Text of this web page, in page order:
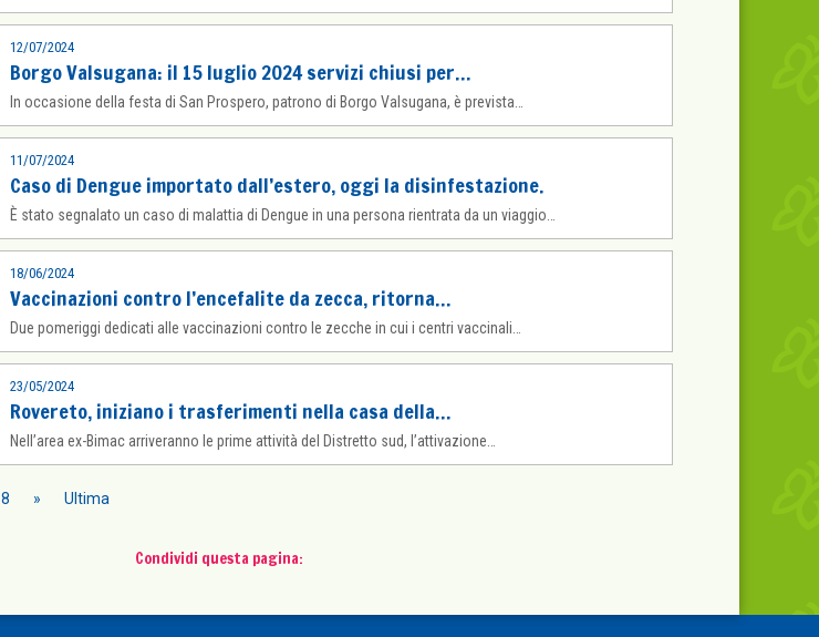
12/07/2024
Borgo Valsugana: il 15 luglio 2024 servizi chiusi per…
In occasione della festa di San Prospero, patrono di Borgo Valsugana, è prevista…
11/07/2024
Caso di Dengue importato dall’estero, oggi la disinfestazione.
È stato segnalato un caso di malattia di Dengue in una persona rientrata da un viaggio…
18/06/2024
Vaccinazioni contro l’encefalite da zecca, ritorna…
Due pomeriggi dedicati alle vaccinazioni contro le zecche in cui i centri vaccinali…
23/05/2024
Rovereto, iniziano i trasferimenti nella casa della…
Nell’area ex-Bimac arriveranno le prime attività del Distretto sud, l’attivazione…
8 » Ultima
Condividi questa pagina: